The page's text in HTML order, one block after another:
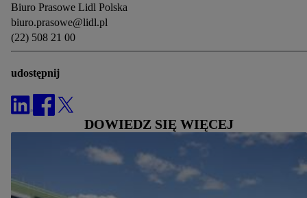
Biuro Prasowe Lidl Polska
biuro.prasowe@lidl.pl
(22) 508 21 00
udostępnij
DOWIEDZ SIĘ WIĘCEJ
Państwa i członków Państwa gospodarstwa domowego. Jeśli
są Państwo uczestnikami programu Lidl Plus, dane
dotyczące Państwa zachowań zakupowych w sklepie będą
również przetwarzane w tych celach. Ponadto dane
dotyczące Państwa zachowań zakupowych w usługach Lidl
partnerów, aby mógł on analizować statystyki kampanii
reklamowych swoich klientówjako niezależny administrator
Tworzenie spersonalizowanych reklam opiera się na
generowaniu profili, które są również wzbogacane o dane z